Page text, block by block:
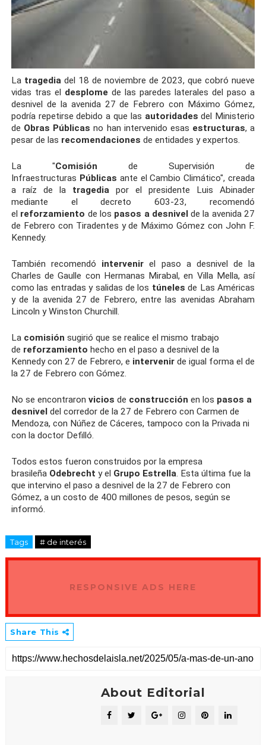
La tragedia del 18 de noviembre de 2023, que cobró nueve
vidas tras el desplomede las paredes laterales del paso a
desnivel de la avenida 27 de Febrero con Máximo Gómez,
podría repetirse debido a que las autoridades del Ministerio
de Obras Públicas no han intervenido esas estructuras, a
pesar de las recomendaciones de entidades y expertos.
La "Comisión de Supervisión de
Infraestructuras Públicas ante el Cambio Climático", creada
a raíz de la tragedia por el presidente Luis Abinader
mediante el decreto 603-23, recomendó
el reforzamiento de los pasos a desnivelde la avenida 27
de Febrero con Tiradentes y de Máximo Gómez con John F.
Kennedy.
También recomendó intervenir el paso a desnivel de la
Charles de Gaulle con Hermanas Mirabal, en Villa Mella, así
como las entradas y salidas de los túneles de Las Américas
y de la avenida 27 de Febrero, entre las avenidas Abraham
Lincoln y Winston Churchill.
La comisión sugirió que se realice el mismo trabajo
de reforzamiento hecho en el paso a desnivel de la
Kennedy con 27 de Febrero, e intervenirde igual forma el de
la 27 de Febrero con Gómez.
No se encontraron vicios de construcción en los pasos a
desniveldel corredor de la 27 de Febrero con Carmen de
Mendoza, con Núñez de Cáceres, tampoco con la Privada ni
con la doctor Defilló.
Todos estos fueron construidos por la empresa
brasileña Odebrecht y el Grupo Estrella . Esta última fue la
que intervino el paso a desnivel de la 27 de Febrero con
Gómez, a un costo de 400 millones de pesos, según se
informó.
Tags # de interés
RESPONSIVE ADS HERE
Share This
About Editorial